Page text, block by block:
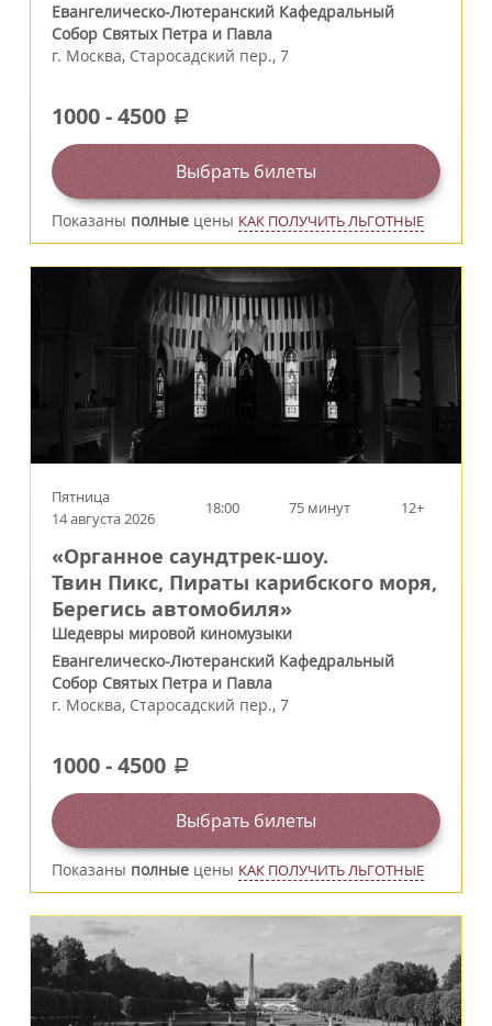
Евангелическо-Лютеранский Кафедральный
Собор Святых Петра и Павла
г. Москва, Старосадский пер., 7
1000-4500 a
Выбрать билеты
Показаны полные цены КАК ПОЛУЧИТЬ ЛЬГОТНЫЕ
Пятница
14 августа 2026
18:00 75 минут 12+
«Органное саундтрек-шоу.
Твин Пикс, Пираты карибского моря,
Берегись автомобиля»
Шедевры мировой киномузыки
Евангелическо-Лютеранский Кафедральный
Собор Святых Петра и Павла
г. Москва, Старосадский пер., 7
1000-4500 a
Выбрать билеты
Показаны полные цены КАК ПОЛУЧИТЬ ЛЬГОТНЫЕ